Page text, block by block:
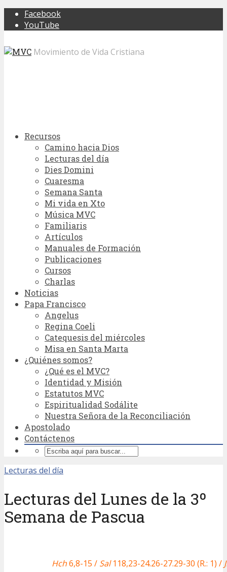
Facebook
YouTube
Movimiento de Vida Cristiana
Recursos
Camino hacia Dios
Lecturas del día
Dies Domini
Cuaresma
Semana Santa
Mi vida en Xto
Música MVC
Familiaris
Artículos
Manuales de Formación
Publicaciones
Cursos
Charlas
Noticias
Papa Francisco
Angelus
Regina Coeli
Catequesis del miércoles
Misa en Santa Marta
¿Quiénes somos?
¿Qué es el MVC?
Identidad y Misión
Estatutos MVC
Espiritualidad Sodálite
Nuestra Señora de la Reconciliación
Apostolado
Contáctenos
Lecturas del día
Lecturas del Lunes de la 3º
Semana de Pascua
Hch6,8-15 / Sal118,23-24.26-27.29-30 (R.: 1) /